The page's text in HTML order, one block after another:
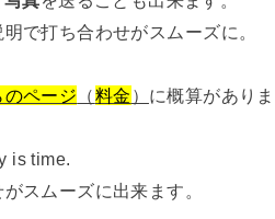
明で打ち合わせがスムーズに。
のページ （料金 ） に概算があり
is time.
スムーズに出来ます。